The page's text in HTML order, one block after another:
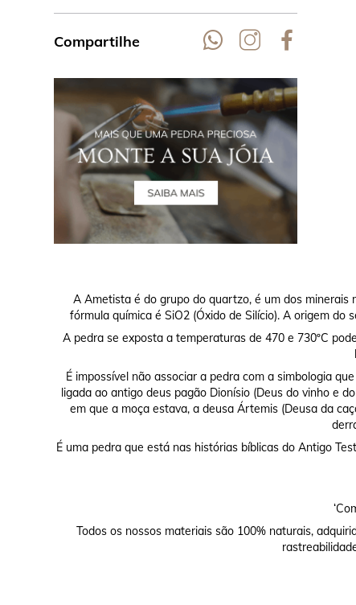
Compartilhe
A Ametista é do grupo do quartzo, é um dos minerais
fórmula química é SiO2 (Óxido de Silício). A origem do
A pedra se exposta a temperaturas de 470 e 730ºC
É impossível não associar a pedra com a simbologia
ligada ao antigo deus pagão Dionísio (Deus do vinho e
em que a moça estava, a deusa Ártemis (Deusa da
É uma pedra que está nas histórias bíblicas do Antigo
Todos os nossos materiais são 100% naturais,